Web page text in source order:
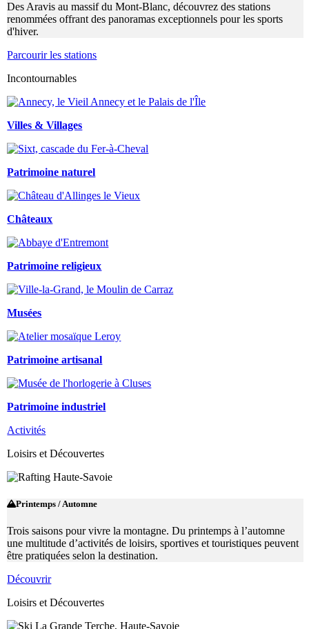
Des Aravis au massif du Mont-Blanc, découvrez des stations
renommées offrant des panoramas exceptionnels pour les sports
d'hiver.
Parcourir les stations
Incontournables
Villes & Villages
Patrimoine naturel
Châteaux
Patrimoine religieux
Musées
Patrimoine artisanal
Patrimoine industriel
Activités
Loisirs et Découvertes
Printemps / Automne
Trois saisons pour vivre la montagne. Du printemps à l’automne
une multitude d’activités de loisirs, sportives et touristiques peuvent
être pratiquées selon la destination.
Découvrir
Loisirs et Découvertes